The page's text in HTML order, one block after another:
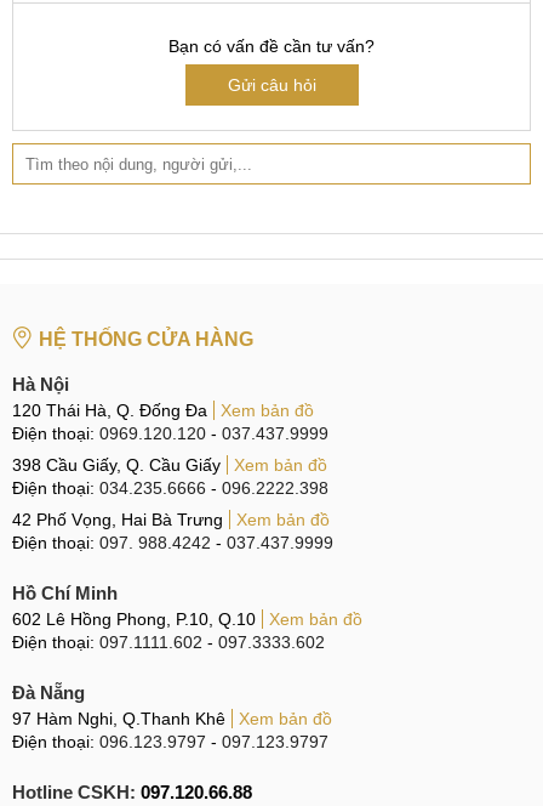
Bạn có vấn đề cần tư vấn?
Gửi câu hỏi
HỆ THỐNG CỬA HÀNG
Hà Nội
120 Thái Hà, Q. Đống Đa
Xem bản đồ
Điện thoại: 0969.120.120 - 037.437.9999
398 Cầu Giấy, Q. Cầu Giấy
Xem bản đồ
Điện thoại: 034.235.6666 - 096.2222.398
42 Phố Vọng, Hai Bà Trưng
Xem bản đồ
Điện thoại: 097. 988.4242 - 037.437.9999
Hồ Chí Minh
602 Lê Hồng Phong, P.10, Q.10
Xem bản đồ
Điện thoại: 097.1111.602 - 097.3333.602
Đà Nẵng
97 Hàm Nghi, Q.Thanh Khê
Xem bản đồ
Điện thoại: 096.123.9797 - 097.123.9797
Hotline CSKH: 097.120.66.88